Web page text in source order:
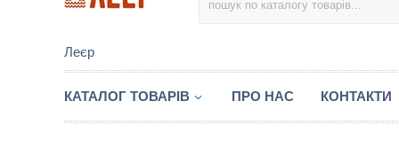
Леєр
КАТАЛОГ ТОВАРІВ ПРО НАС КОНТАКТИ